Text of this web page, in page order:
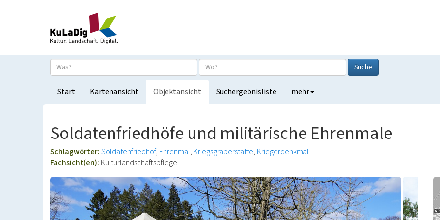
Suche
Start Kartenansicht Objektansicht Suchergebnisliste mehr
Soldatenfriedhöfe und militärische Ehrenmale
Schlagwörter:Soldatenfriedhof Ehrenmal Kriegsgräberstätte Kriegerdenkmal
Fachsicht(en): Kulturlandschaftspflege